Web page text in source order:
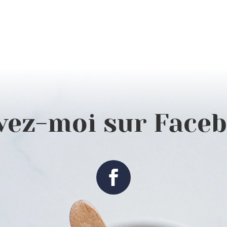
moi sur